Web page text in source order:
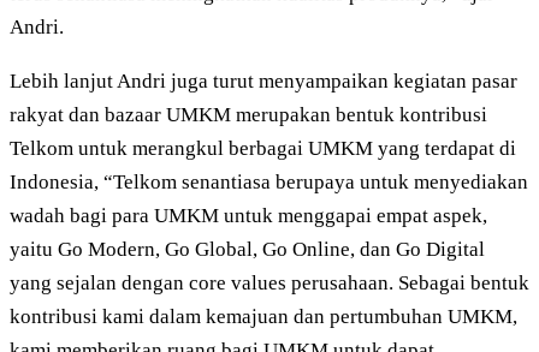
Andri.
Lebih lanjut Andri juga turut menyampaikan kegiatan pasar
rakyat dan bazaar UMKM merupakan bentuk kontribusi
Telkom untuk merangkul berbagai UMKM yang terdapat di
Indonesia, “Telkom senantiasa berupaya untuk menyediakan
wadah bagi para UMKM untuk menggapai empat aspek,
yaitu Go Modern, Go Global, Go Online, dan Go Digital
yang sejalan dengan core values perusahaan. Sebagai bentuk
kontribusi kami dalam kemajuan dan pertumbuhan UMKM,